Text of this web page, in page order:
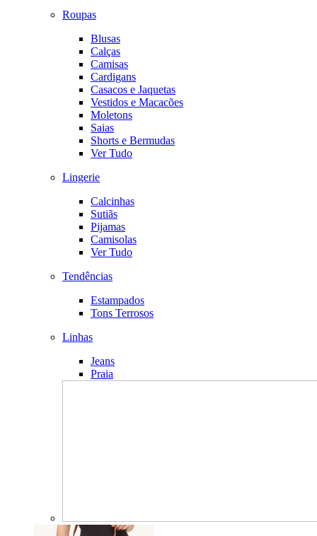
Roupas
Blusas
Calças
Camisas
Cardigans
Casacos e Jaquetas
Vestidos e Macacões
Moletons
Saias
Shorts e Bermudas
Ver Tudo
Lingerie
Calcinhas
Sutiãs
Pijamas
Camisolas
Ver Tudo
Tendências
Estampados
Tons Terrosos
Linhas
Jeans
Praia